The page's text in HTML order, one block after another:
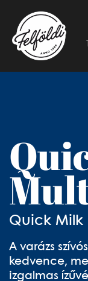
Quick Milk
A varázs
kedvence,
izgalmas